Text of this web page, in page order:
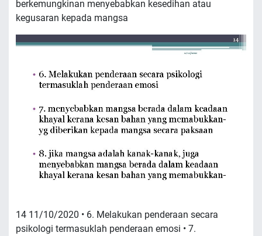
berkemungkinan menyebabkan kesedihan atau
kegusaran kepada mangsa
14 11/10/2020 • 6. Melakukan penderaan secara
psikologi termasuklah penderaan emosi • 7.